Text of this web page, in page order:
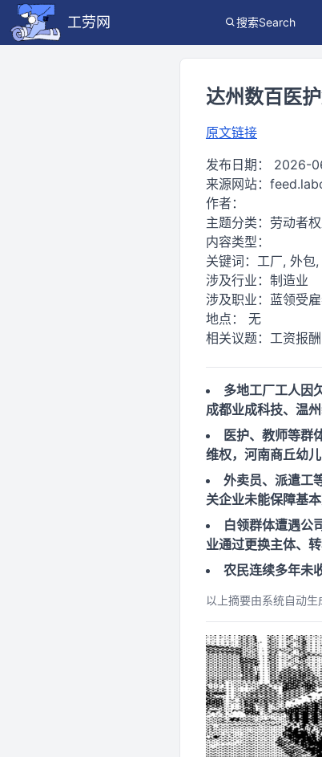
工劳网 搜索Search
达州数百医
原文链接
发布日期： 2026-
来源网站：
作者：
主题分类： 劳动者
内容类型：
关键词： 工厂, 外包
涉及行业： 制造业
涉及职业： 蓝领受
地点： 无
相关议题： 工资报
多地工厂工人因
成都业成科技、温
医护、教师等群
维权，河南商丘幼
外卖员、派遣工
关企业未能保障基本
白领群体遭遇公
业通过更换主体、
农民连续多年未
以上摘要由系统自动生